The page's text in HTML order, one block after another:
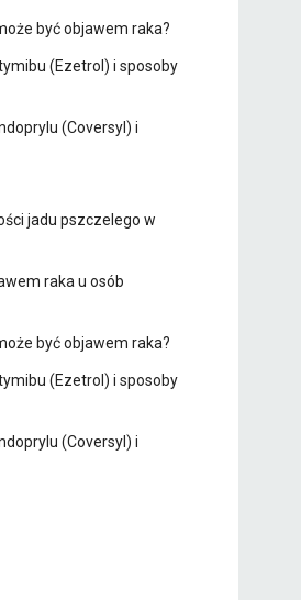
być objawem raka?
(Ezetrol) i sposoby
(Coversyl) i
jadu pszczelego w
raka u osób
być objawem raka?
(Ezetrol) i sposoby
(Coversyl) i